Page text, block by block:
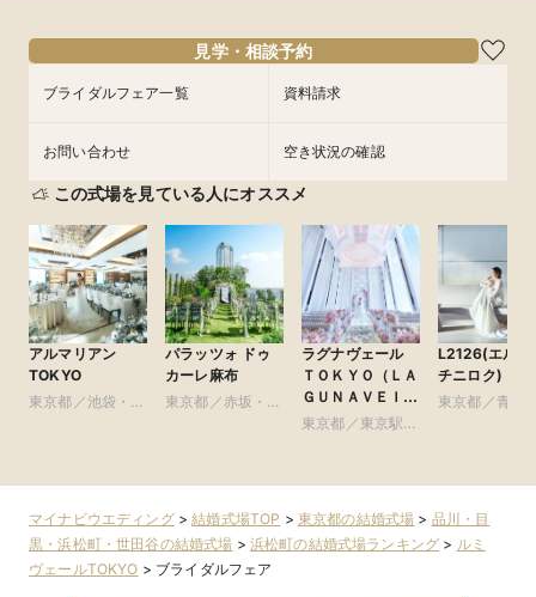
見学・相談予約
ブライダルフェア一覧 資料請求
お問い合わせ 空き状況の確認
この式場を見ている人にオススメ
アルマリアン
TOKYO
東京都／池袋・練
パラッツォ ドゥ
カーレ麻布
東京都／赤坂・六
ラグナヴェール
ＴＯＫＹＯ（ＬＡ
ＧＵＮＡＶＥＩＬ
ＴＯＫＹＯ）
東京都／東京駅・
L2126(エルニ
チニロク)
東京都／青山
マイナビウエディング>結婚式場TOP > 東京都の結婚式場 > 品川・目
黒・浜松町・世田谷の結婚式場 > 浜松町の結婚式場ランキング > ルミ
ヴェールTOKYO > ブライダルフェア